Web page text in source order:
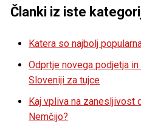
Članki iz iste
Katera so najbolj
Odprtje novega podjetja
Sloveniji za tujce
Kaj vpliva na zanesljivost
Nemčijo?